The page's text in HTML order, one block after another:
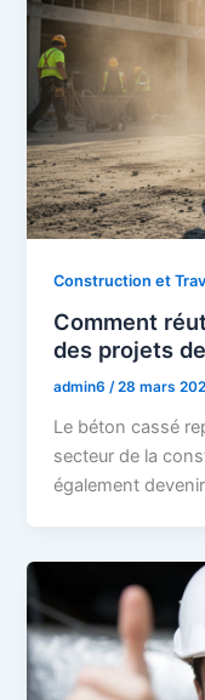
Construction et
Comment
des projets
admin6/28 mars
Le béton cassé
secteur de la
également